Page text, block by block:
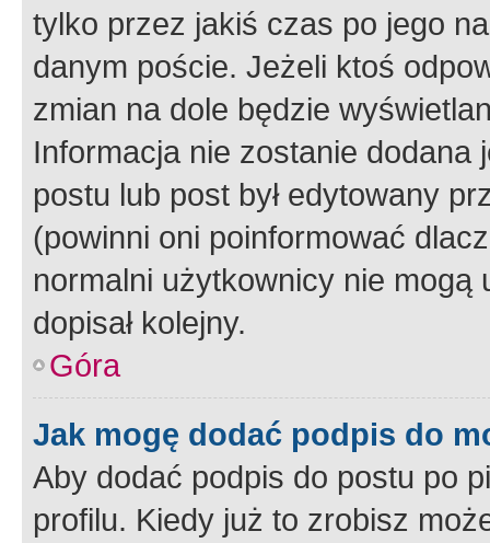
tylko przez jakiś czas po jego
danym poście. Jeżeli ktoś
zmian na dole będzie
Informacja nie zostanie dodana
postu lub post był edytowany
(powinni oni poinformować
normalni użytkownicy nie
dopisał kolejny.
Góra
Jak mogę dodać podpis do
Aby dodać podpis do postu po
profilu. Kiedy już to zrobisz